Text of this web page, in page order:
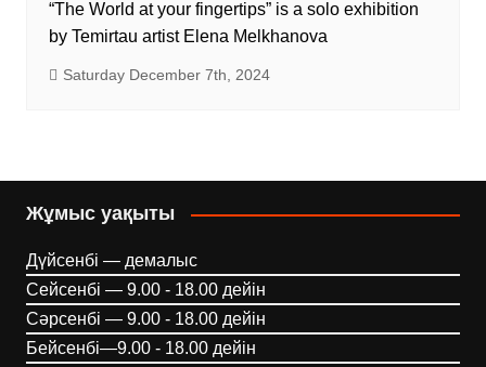
“The World at your fingertips” is a solo exhibition
by Temirtau artist Elena Melkhanova
Saturday December 7th, 2024
Жұмыс уақыты
Дүйсенбі — демалыс
Сейсенбі — 9.00 - 18.00 дейін
Сәрсенбі — 9.00 - 18.00 дейін
Бейсенбі—9.00 - 18.00 дейін